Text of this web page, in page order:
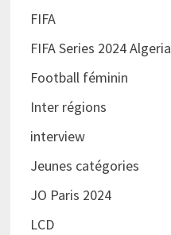
FIFA
FIFA Series 2024 Algeria
Football féminin
Inter régions
interview
Jeunes catégories
JO Paris 2024
LCD